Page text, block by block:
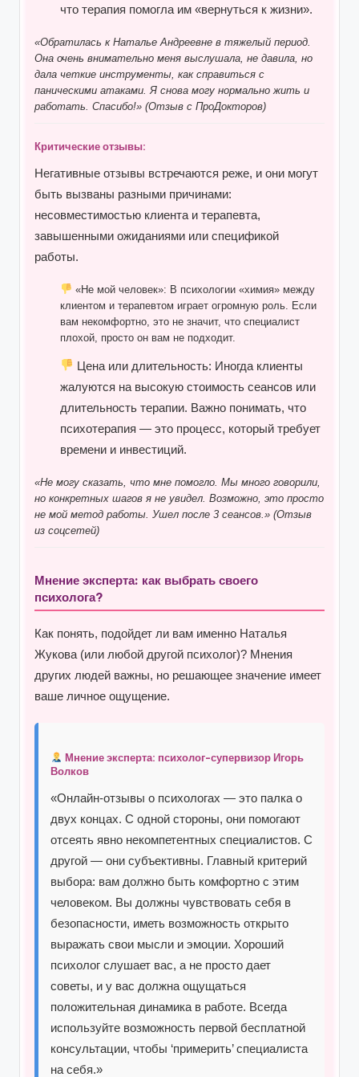
что терапия помогла им «вернуться к жизни».
«Обратилась к Наталье Андреевне в тяжелый период.
Она очень внимательно меня выслушала, не давила, но
дала четкие инструменты, как справиться с
паническими атаками. Я снова могу нормально жить и
работать. Спасибо!» (Отзыв с ПроДокторов)
Критические отзывы:
Негативные отзывы встречаются реже, и они могут
быть вызваны разными причинами:
несовместимостью клиента и терапевта,
завышенными ожиданиями или спецификой
работы.
«Не мой человек»: В психологии «химия» между
клиентом и терапевтом играет огромную роль. Если
вам некомфортно, это не значит, что специалист
плохой, просто он вам не подходит.
Цена или длительность: Иногда клиенты
жалуются на высокую стоимость сеансов или
длительность терапии. Важно понимать, что
психотерапия — это процесс, который требует
времени и инвестиций.
«Не могу сказать, что мне помогло. Мы много говорили,
но конкретных шагов я не увидел. Возможно, это просто
не мой метод работы. Ушел после 3 сеансов.» (Отзыв
из соцсетей)
Мнение эксперта: как выбрать своего
психолога?
Как понять, подойдет ли вам именно Наталья
Жукова (или любой другой психолог)? Мнения
других людей важны, но решающее значение имеет
ваше личное ощущение.
Мнение эксперта: психолог-супервизор Игорь
Волков
«Онлайн-отзывы о психологах — это палка о
двух концах. С одной стороны, они помогают
отсеять явно некомпетентных специалистов. С
другой — они субъективны. Главный критерий
выбора: вам должно быть комфортно с этим
человеком. Вы должны чувствовать себя в
безопасности, иметь возможность открыто
выражать свои мысли и эмоции. Хороший
психолог слушает вас, а не просто дает
советы, и у вас должна ощущаться
положительная динамика в работе. Всегда
используйте возможность первой бесплатной
консультации, чтобы ‘примерить’ специалиста
на себя.»